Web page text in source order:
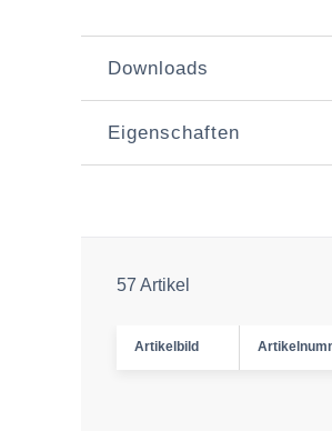
Downloads
Eigenschaften
57 Artikel
Artikelbild